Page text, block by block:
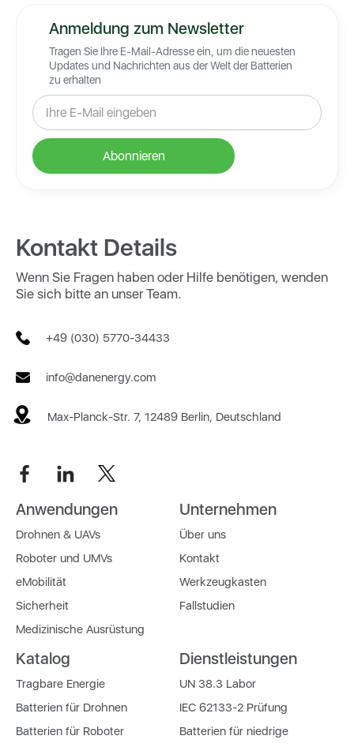
Anmeldung zum Newsletter
Tragen Sie Ihre E-Mail-Adresse ein, um die neuesten
Updates und Nachrichten aus der Welt der Batterien
zu erhalten
Kontakt Details
Wenn Sie Fragen haben oder Hilfe benötigen, wenden
Sie sich bitte an unser Team.
+49 (030) 5770-34433
info@danenergy.com
Max-Planck-Str. 7, 12489 Berlin, Deutschland
Anwendungen
Drohnen & UAVs
Roboter und UMVs
eMobilität
Sicherheit
Medizinische Ausrüstung
Unternehmen
Über uns
Kontakt
Werkzeugkasten
Fallstudien
Katalog
Tragbare Energie
Batterien für Drohnen
Batterien für Roboter
Dienstleistungen
UN 38.3 Labor
IEC 62133-2 Prüfung
Batterien für niedrige